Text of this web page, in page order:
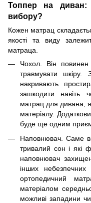
Топпер на диван:
вибору?
Кожен матрац
якості та виду
матраца.
Чохол. Він
травмувати шкіру.
накривають
зашкодити навіть
матрац для дивана,
матеріалу.
буде ще одним
Наповнювач. Саме
тривалий сон і які
наповнювач
інших
ортопедичний
матеріалом
можливі западини